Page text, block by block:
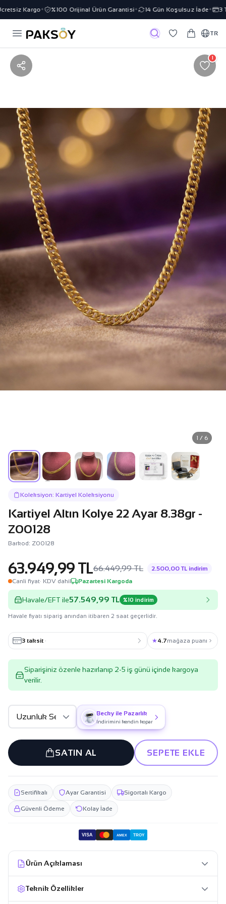
Kargo✦ %100 Orijinal Ürün Garantisi✦ 14 Gün Koşulsuz İade ✦ 3
TR
1
1 / 6
Koleksiyon: Kartiyel Koleksiyonu
Kartiyel Altın Kolye 22 Ayar 8.38gr -
Z00128
Barkod: Z00128
63.949,99 TL66.449,99 TL
2.500,00 TL indirim
Canli fiyat· KDV dahil Pazartesi Kargoda
Havale/EFT ile57.549,99 TL %10 indirim
Havale fiyatı sipariş anından itibaren 2 saat geçerlidir.
3 taksit · ★4.7mağaza puanı
Siparişiniz özenle hazırlanıp 2-5 iş günü içinde kargoya
verilir.
Becky ile Pazarlık
İndirimini kendin kopar
SATIN AL SEPETE EKLE
Sertifikalı Ayar Garantisi Sigortalı Kargo
Güvenli Ödeme Kolay İade
VISA AMEX TROY
Ürün Açıklaması
Teknik Özellikler